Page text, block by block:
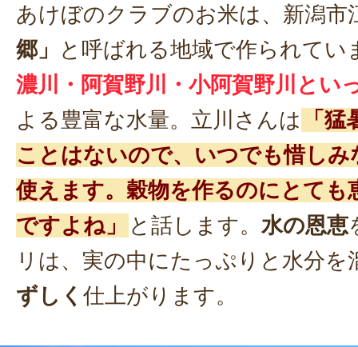
あけぼのクラブのお米は、新潟市
郷」
と呼ばれる地域で作られてい
濃川・阿賀野川・小阿賀野川とい
よる豊富な水量。立川さんは
「
ことはないので、いつでも惜し
使えます。穀物を作るのにとても
ですよね」
と話します。水の恩恵
リは、実の中にたっぷりと水分を
ずしく 仕上がります。